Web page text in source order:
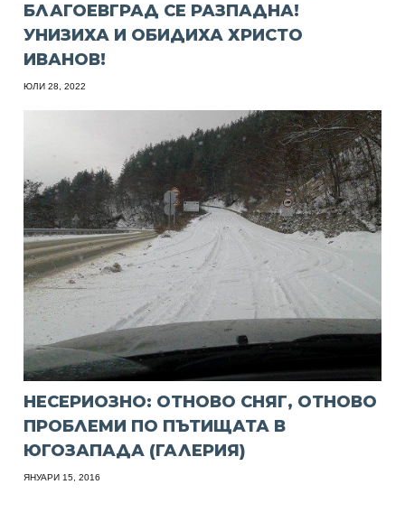
БЛАГОЕВГРАД СЕ РАЗПАДНА!
УНИЗИХА И ОБИДИХА ХРИСТО
ИВАНОВ!
ЮЛИ 28, 2022
НЕСЕРИОЗНО: ОТНОВО СНЯГ, ОТНОВО
ПРОБЛЕМИ ПО ПЪТИЩАТА В
ЮГОЗАПАДА (ГАЛЕРИЯ)
ЯНУАРИ 15, 2016